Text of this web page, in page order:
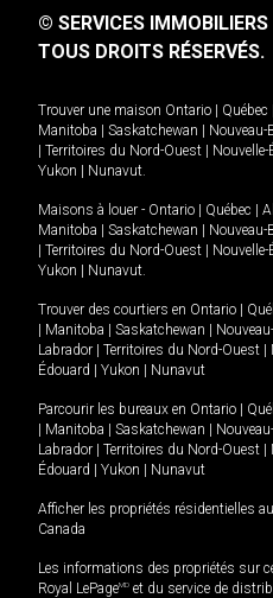
© SERVICES IMMOBILIERS
TOUS DROITS RÉSERVÉS.
Trouver une maison Ontario | Québec
Manitoba | Saskatchewan |
| Territoires du Nord-Ouest |
Yukon | Nunavut
Maisons à louer - Ontario | Québec |
Manitoba | Saskatchewan |
| Territoires du Nord-Ouest |
Yukon | Nunavut
Trouver des courtiers en Ontario |
| Manitoba | Saskatchewan |
Labrador | Territoires du Nord-Ouest |
Édouard | Yukon | Nunavut
Parcourir les bureaux en Ontario |
| Manitoba | Saskatchewan |
Labrador | Territoires du Nord-Ouest |
Édouard | Yukon | Nunavut
Afficher les propriétés résidentielles
Canada
Les informations des propriétés sur
Royal LePageMD et du service de